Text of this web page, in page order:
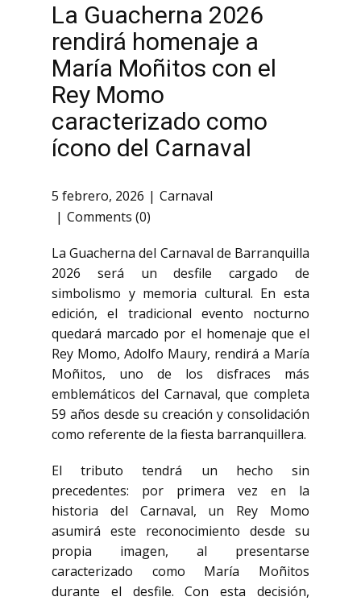
La Guacherna 2026
rendirá homenaje a
María Moñitos con el
Rey Momo
caracterizado como
ícono del Carnaval
5 febrero, 2026
Carnaval
Comments (0)
La Guacherna del Carnaval de Barranquilla
2026 será un desfile cargado de
simbolismo y memoria cultural. En esta
edición, el tradicional evento nocturno
quedará marcado por el homenaje que el
Rey Momo, Adolfo Maury, rendirá a María
Moñitos, uno de los disfraces más
emblemáticos del Carnaval, que completa
59 años desde su creación y consolidación
como referente de la fiesta barranquillera.
El tributo tendrá un hecho sin
precedentes: por primera vez en la
historia del Carnaval, un Rey Momo
asumirá este reconocimiento desde su
propia imagen, al presentarse
caracterizado como María Moñitos
durante el desfile. Con esta decisión,